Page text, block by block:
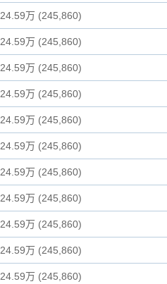
24.59万 (245,860)
24.59万 (245,860)
24.59万 (245,860)
24.59万 (245,860)
24.59万 (245,860)
24.59万 (245,860)
24.59万 (245,860)
24.59万 (245,860)
24.59万 (245,860)
24.59万 (245,860)
24.59万 (245,860)